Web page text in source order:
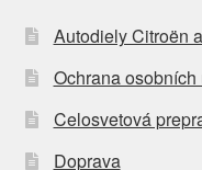
Autodiely Citroën
Ochrana osobních
Celosvetová
Doprava